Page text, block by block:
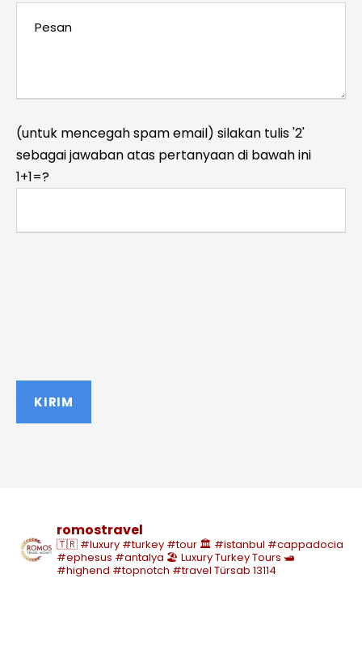
(untuk mencegah spam email) silakan tulis '2'
sebagai jawaban atas pertanyaan di bawah ini
1+1=?
romostravel
🇹🇷 #luxury #turkey #tour 🏛️ #istanbul #cappadocia
#ephesus #antalya 🏖️ Luxury Turkey Tours 🛥️
#highend #topnotch #travel Türsab 13114